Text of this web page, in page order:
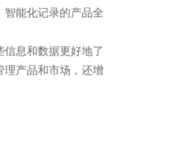
智能化记录的产品全
信息和数据更好地了
理产品和市场，还增